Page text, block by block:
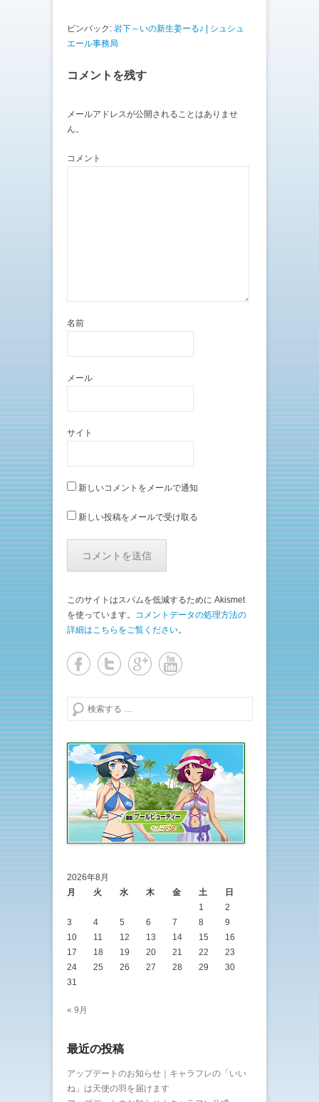
ウ
で
開
き
)
い
(
ィ
ン
で
開
ピンバック: 岩下～いの新生姜ーる♪ | シュシュ
エール事務局
コメントを残す
メールアドレスが公開されることはありませ
ん。
コメント
名前
メール
サイト
新しいコメントをメールで通知
新しい投稿をメールで受け取る
このサイトはスパムを低減するために Akismet
を使っています。 コメントデータの処理方法の
詳細はこちらをご覧ください。
検索する
2026年8月
月
火 水 木 金 土
日
1
2
3
4 5 6 7 8
9
10
11 12 13 14 15
16
17
18 19 20 21 22
23
24
25 26 27 28 29
30
31
« 9月
最近の投稿
アップデートのお知らせ｜キャラフレの「いい
ね」は天使の羽を届けます